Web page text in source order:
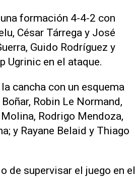
formación 4-4-2 con
César Tárrega y José
Guido Rodríguez y
Ugrinic en el ataque.
cancha con un esquema
Robin Le Normand,
Rodrigo Mendoza,
y Rayane Belaid y Thiago
de supervisar el juego en el